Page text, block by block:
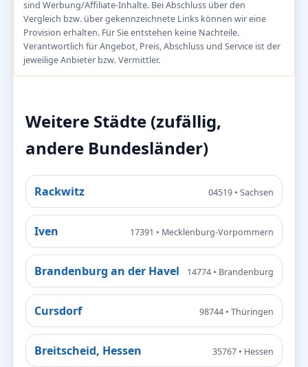
sind Werbung/Affiliate-Inhalte. Bei Abschluss über den
Vergleich bzw. über gekennzeichnete Links können wir eine
Provision erhalten. Für Sie entstehen keine Nachteile.
Verantwortlich für Angebot, Preis, Abschluss und Service ist der
jeweilige Anbieter bzw. Vermittler.
Weitere Städte (zufällig,
andere Bundesländer)
Rackwitz 04519 • Sachsen
Iven 17391 • Mecklenburg-Vorpommern
Brandenburg an der Havel 14774 • Brandenburg
Cursdorf 98744 • Thüringen
Breitscheid, Hessen 35767 • Hessen